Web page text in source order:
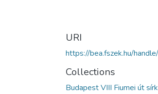
URI
https://bea.fszek.hu/
Collections
Budapest VIII Fiumei út